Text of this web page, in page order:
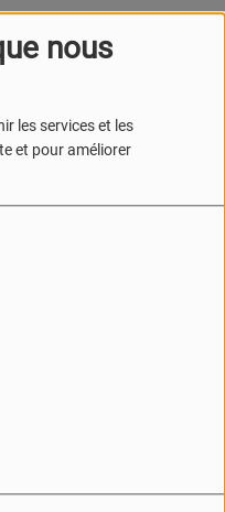
nous
les services et les
et pour améliorer
la scène musicale belge
sa musique, ses
ici
dessous.